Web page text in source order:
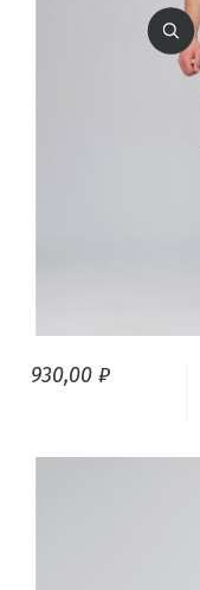
930,00 ₽